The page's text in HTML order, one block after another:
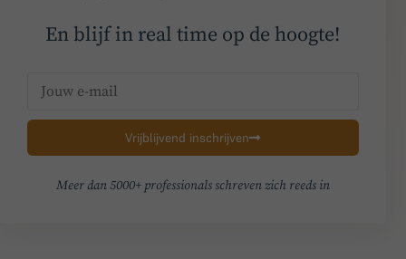
En blijf in real time op de hoogte!
Vrijblijvend inschrijven
Meer dan 5000+ professionals schreven zich reeds in